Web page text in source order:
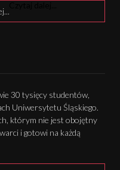
30 tysięcy studentów,
Uniwersytetu Śląskiego.
którym nie jest obojętny
i gotowi na każdą